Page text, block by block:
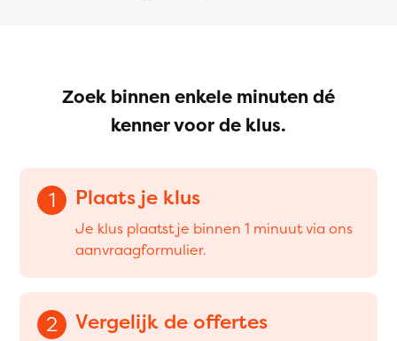
Zoek binnen enkele minuten dé
kenner voor de klus.
1 Plaats je klus
Je klus plaatst je binnen 1 minuut via ons
aanvraagformulier.
2 Vergelijk de offertes